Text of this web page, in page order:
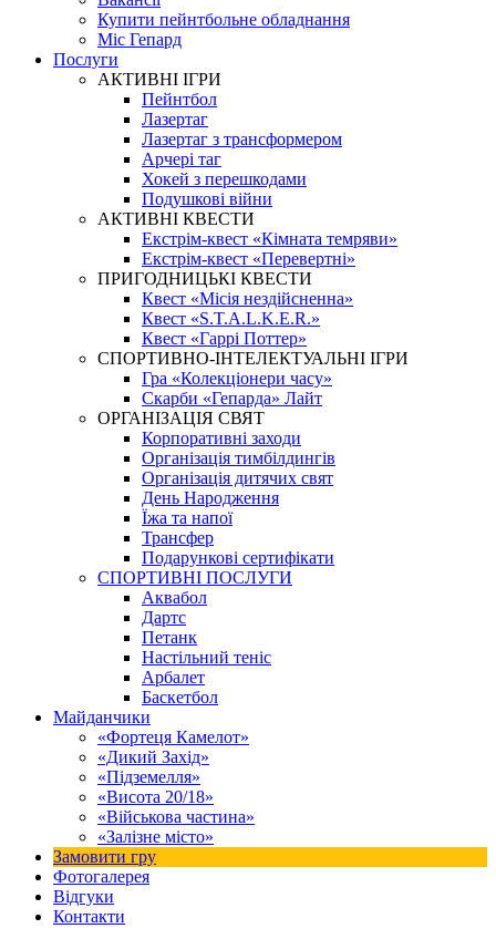
Купити пейнтбольне обладнання
Міс Гепард
Послуги
АКТИВНІ ІГРИ
Пейнтбол
Лазертаг
Лазертаг з трансформером
Арчері таг
Хокей з перешкодами
Подушкові війни
АКТИВНІ КВЕСТИ
Екстрім-квест «Кімната темряви»
Екстрім-квест «Перевертні»
ПРИГОДНИЦЬКІ КВЕСТИ
Квест «Місія нездійсненна»
Квест «S.T.A.L.K.E.R.»
Квест «Гаррі Поттер»
СПОРТИВНО-ІНТЕЛЕКТУАЛЬНІ ІГРИ
Гра «Колекціонери часу»
Скарби «Гепарда» Лайт
ОРГАНІЗАЦІЯ СВЯТ
Корпоративні заходи
Організація тимбілдингів
Організація дитячих свят
День Народження
Їжа та напої
Трансфер
Подарункові сертифікати
СПОРТИВНІ ПОСЛУГИ
Аквабол
Дартс
Петанк
Настільний теніс
Арбалет
Баскетбол
Майданчики
«Фортеця Камелот»
«Дикий Захід»
«Підземелля»
«Висота 20/18»
«Військова частина»
«Залізне місто»
Замовити гру
Фотогалерея
Відгуки
Контакти